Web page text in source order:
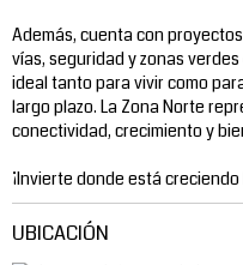
Además, cuenta con
vías, seguridad y zonas
ideal tanto para vivir como
largo plazo. La Zona Norte
conectividad, crecimiento y
¡Invierte donde está
UBICACIÓN